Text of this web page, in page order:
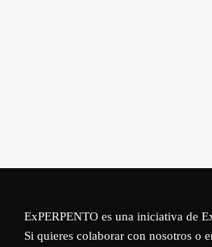
ExPERPENTO es una iniciativa de
Si quieres colaborar con nosotros o